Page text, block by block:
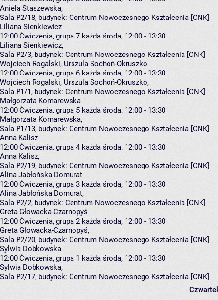
Aniela Staszewska,
Sala P2/18, budynek: Centrum Nowoczesnego Kształcenia [CNK]
Liliana Sienkiewicz
12:00 Ćwiczenia, grupa 7 każda środa, 12:00 - 13:30
Liliana Sienkiewicz,
Sala P2/3, budynek: Centrum Nowoczesnego Kształcenia [CNK]
Wojciech Rogalski, Urszula Sochoń-Okruszko
12:00 Ćwiczenia, grupa 6 każda środa, 12:00 - 13:30
Wojciech Rogalski, Urszula Sochoń-Okruszko,
Sala P1/1, budynek: Centrum Nowoczesnego Kształcenia [CNK]
Małgorzata Komarewska
12:00 Ćwiczenia, grupa 5 każda środa, 12:00 - 13:30
Małgorzata Komarewska,
Sala P1/13, budynek: Centrum Nowoczesnego Kształcenia [CNK]
Anna Kalisz
12:00 Ćwiczenia, grupa 4 każda środa, 12:00 - 13:30
Anna Kalisz,
Sala P2/19, budynek: Centrum Nowoczesnego Kształcenia [CNK]
Alina Jabłońska Domurat
12:00 Ćwiczenia, grupa 3 każda środa, 12:00 - 13:30
Alina Jabłońska Domurat,
Sala P2/2, budynek: Centrum Nowoczesnego Kształcenia [CNK]
Greta Głowacka-Czarnopyś
12:00 Ćwiczenia, grupa 2 każda środa, 12:00 - 13:30
Greta Głowacka-Czarnopyś,
Sala P2/20, budynek: Centrum Nowoczesnego Kształcenia [CNK]
Sylwia Dobkowska
12:00 Ćwiczenia, grupa 1 każda środa, 12:00 - 13:30
Sylwia Dobkowska,
Sala P2/17, budynek: Centrum Nowoczesnego Kształcenia [CNK]